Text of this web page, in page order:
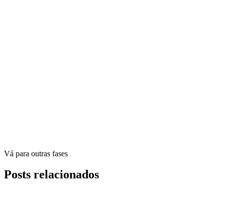
Vá para outras fases
Posts relacionados